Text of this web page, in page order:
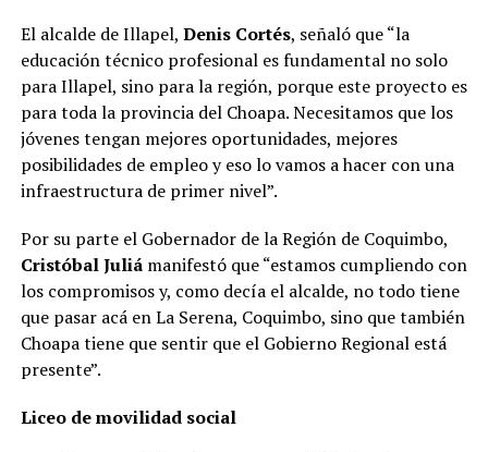
El alcalde de Illapel, Denis Cortés, señaló que “la
educación técnico profesional es fundamental no solo
para Illapel, sino para la región, porque este proyecto es
para toda la provincia del Choapa. Necesitamos que los
jóvenes tengan mejores oportunidades, mejores
posibilidades de empleo y eso lo vamos a hacer con una
infraestructura de primer nivel”.
Por su parte el Gobernador de la Región de Coquimbo,
Cristóbal Juliámanifestó que “estamos cumpliendo con
los compromisos y, como decía el alcalde, no todo tiene
que pasar acá en La Serena, Coquimbo, sino que también
Choapa tiene que sentir que el Gobierno Regional está
presente”.
Liceo de movilidad social